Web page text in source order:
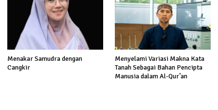
Menakar Samudra dengan
Cangkir
Menyelami Variasi Makna Kata
Tanah Sebagai Bahan Pencipta
Manusia dalam Al-Qur’an